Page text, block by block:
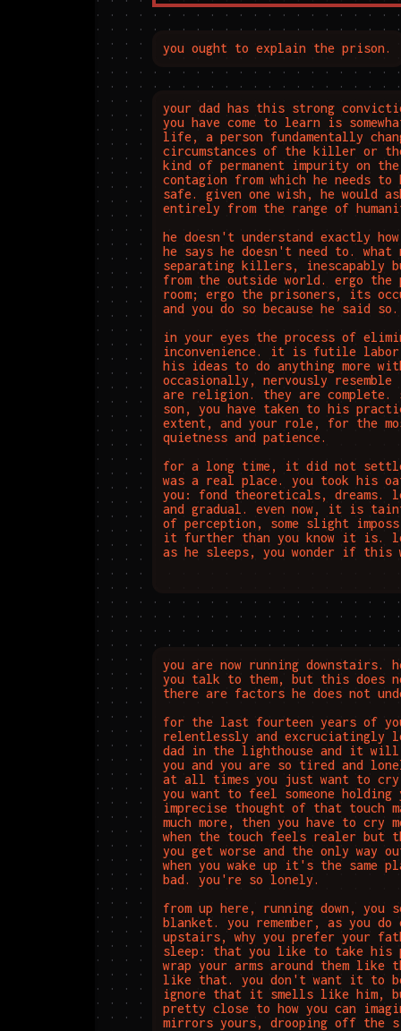
you ought to explain the prison.
your dad has this strong
you have come to learn is
life, a person fundamentally
circumstances of the killer or
kind of permanent impurity on
contagion from which he needs
safe. given one wish, he would
entirely from the range of
he doesn't understand exactly
he says he doesn't need to.
separating killers, inescapably
from the outside world. ergo
room; ergo the prisoners, its
and you do so because he said so.
in your eyes the process of
inconvenience. it is futile labor.
his ideas to do anything more
occasionally, nervously
are religion. they are complete.
son, you have taken to his
extent, and your role, for the
quietness and patience.
for a long time, it did not
was a real place. you took his
you: fond theoreticals, dreams.
and gradual. even now, it is
of perception, some slight
it further than you know it is.
as he sleeps, you wonder if this
you are now running
you talk to them, but this does
there are factors he does not
for the last fourteen years of
relentlessly and excruciatingly
dad in the lighthouse and it
you and you are so tired and
at all times you just want to
you want to feel someone
imprecise thought of that touch
much more, then you have to cry
when the touch feels realer but
you get worse and the only way
when you wake up it's the same
bad. you're so lonely.
from up here, running down, you
blanket. you remember, as you
upstairs, why you prefer your
sleep: that you like to take his
wrap your arms around them like
like that. you don't want it to
ignore that it smells like him,
pretty close to how you can
mirrors yours, drooping off the